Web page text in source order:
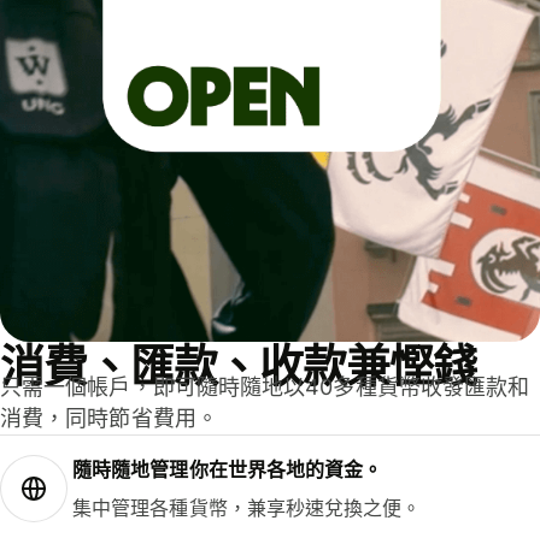
消費、匯款、收款兼慳錢
只需一個帳戶，即可隨時隨地以40多種貨幣收發匯款和
消費，同時節省費用。
隨時隨地管理你在世界各地的資金。
集中管理各種貨幣，兼享秒速兌換之便。